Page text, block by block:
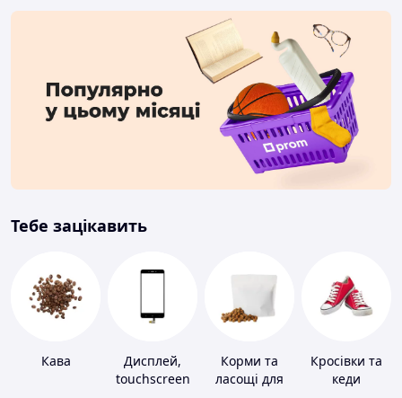
Тебе зацікавить
Кава
Дисплей,
touchscreen
Корми та
ласощі для
Кросівки та
кеди